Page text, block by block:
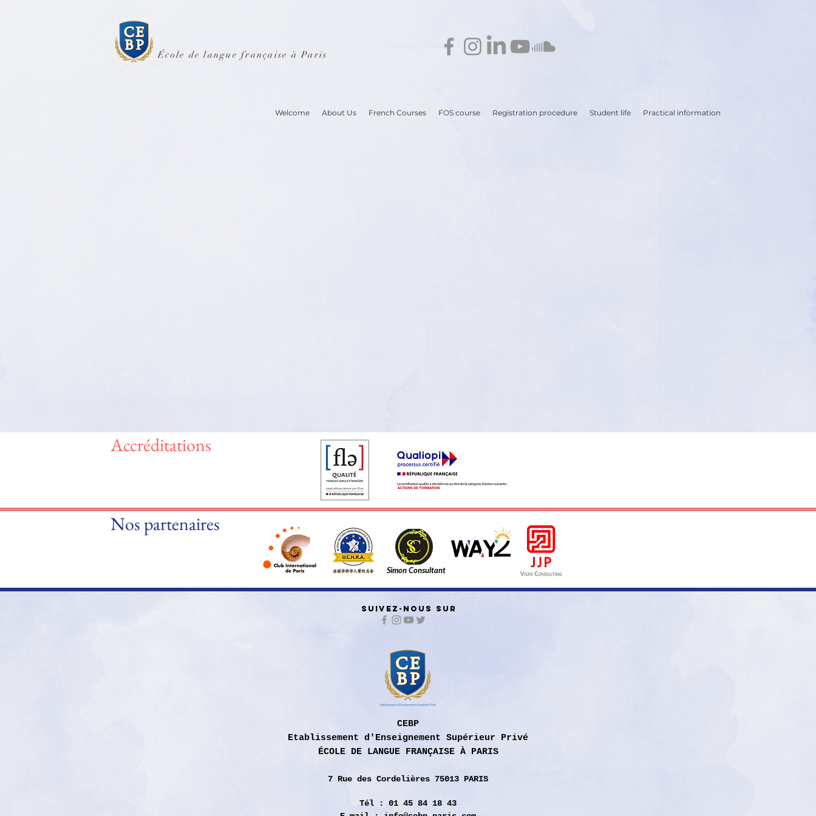
École de langue française à Paris
Welcome About Us French Courses FOS course Registration procedure Student life Practical information
Accréditations
Nos partenaires
Simon Consultant
SUIVEZ-NOUS SUR
CEBP
Etablissement d'Enseignement Supérieur Privé
ÉCOLE DE LANGUE FRANÇAISE À PARIS
7 Rue des Cordelières 75013 PARIS
Tél : 01 45 84 18 43